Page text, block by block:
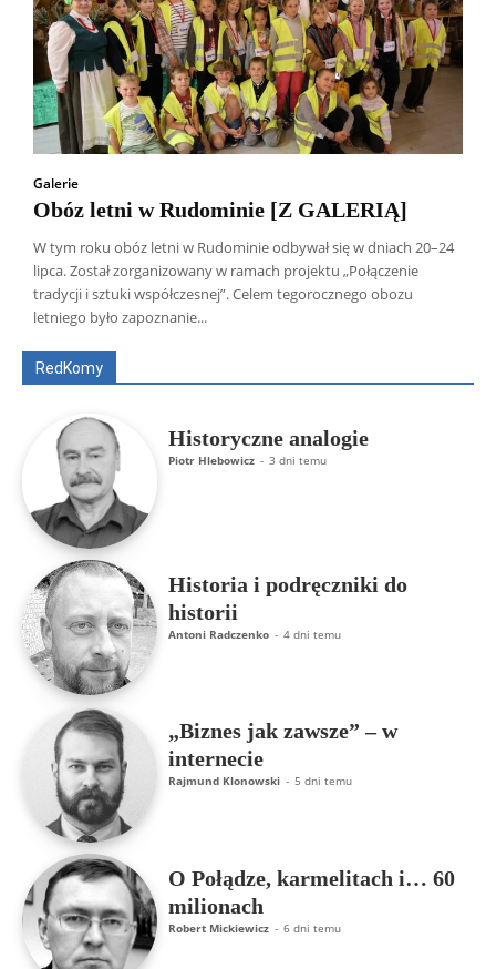
Galerie
Obóz letni w Rudominie [Z GALERIĄ]
W tym roku obóz letni w Rudominie odbywał się w dniach 20–24
lipca. Został zorganizowany w ramach projektu „Połączenie
tradycji i sztuki współczesnej”. Celem tegorocznego obozu
letniego było zapoznanie...
RedKomy
Wszyscy Aleksander Borowik
Antoni Radczenko
Artur Płokszto
Grzegorz Górny
ks. Jarosław Wąsowicz SDB
Historyczne analogie
Piotr Hlebowicz - 3 dni temu
Historia i podręczniki do
historii
Antoni Radczenko - 4 dni temu
„Biznes jak zawsze” – w
internecie
Rajmund Klonowski - 5 dni temu
O Połądze, karmelitach i… 60
milionach
Robert Mickiewicz - 6 dni temu